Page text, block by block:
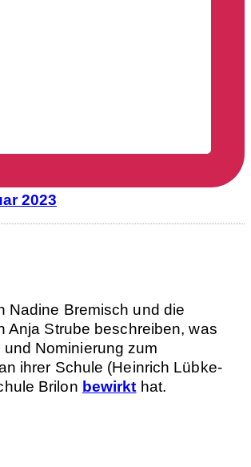
2023
Nadine Bremisch und die
Anja Strube beschreiben, was
Nominierung zum
ihrer Schule (Heinrich Lübke-
Brilon bewirkt hat.